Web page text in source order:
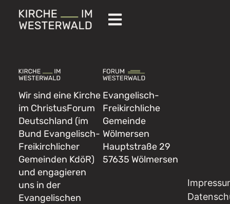
Wir sind eine Kirche
im ChristusForum
Deutschland (im
Bund Evangelisch-
Freikirchlicher
Gemeinden KdöR)
und engagieren
uns in der
Evangelischen
Evangelisch-
Freikirchliche
Gemeinde
Wölmersen
Hauptstraße 29
57635 Wölmersen